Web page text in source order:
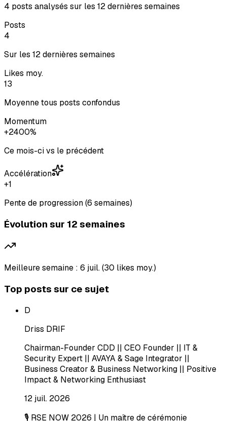
4 posts analysés sur les 12 dernières semaines
Posts
4
Sur les 12 dernières semaines
Likes moy.
13
Moyenne tous posts confondus
Momentum
+2400%
Ce mois-ci vs le précédent
Accélération
+1
Pente de progression (6 semaines)
Évolution sur 12 semaines
Meilleure semaine : 6 juil. (30 likes moy.)
Top posts sur ce sujet
D
Driss DRIF
Chairman-Founder CDD || CEO Founder || IT &
Security Expert || AVAYA & Sage Integrator ||
Business Creator & Business Networking || Positive
Impact & Networking Enthusiast
12 juil. 2026
🎙️ RSE NOW 2026 | Un maître de cérémonie